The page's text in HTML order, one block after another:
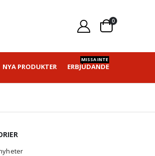
0
NYA PRODUKTER ERBJUDANDE
MISSA INTE